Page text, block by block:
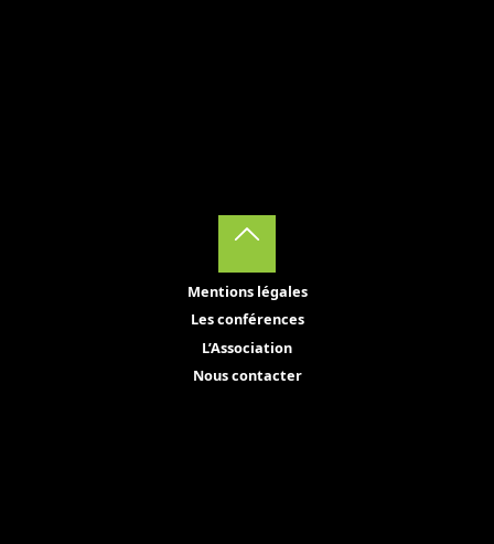
Mentions légales
Les conférences
L’Association
Nous contacter
Back
to
Top